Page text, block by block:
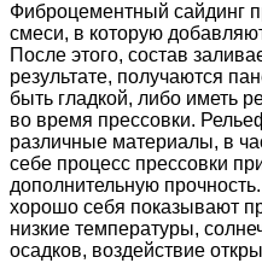
Фиброцементный сайдинг
смеси, в которую
После этого, состав
результате, получаются
быть гладкой, либо иметь
во время прессовки.
различные материалы, в
себе процесс прессовки
дополнительную
хорошо себя показывают
низкие температуры,
осадков, воздействие